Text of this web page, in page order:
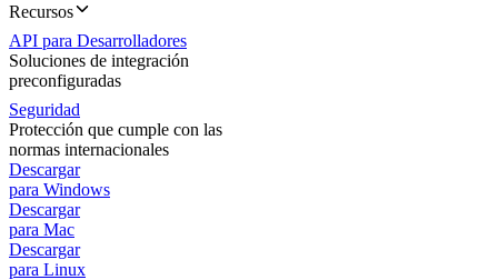
Recursos
API para Desarrolladores
Soluciones de integración
preconfiguradas
Seguridad
Protección que cumple con las
normas internacionales
Descargar
para Windows
Descargar
para Mac
Descargar
para Linux